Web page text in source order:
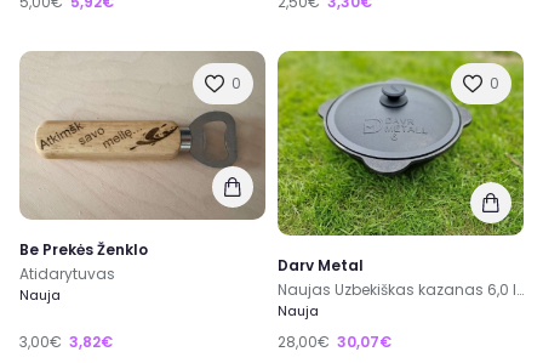
0
Be Prekės Ženklo
Atidarytuvas
Nauja
3,00€ 3,82€
0
Darv Metal
Naujas Uzbekiškas kazanas 6,0 litru
Nauja
28,00€ 30,07€